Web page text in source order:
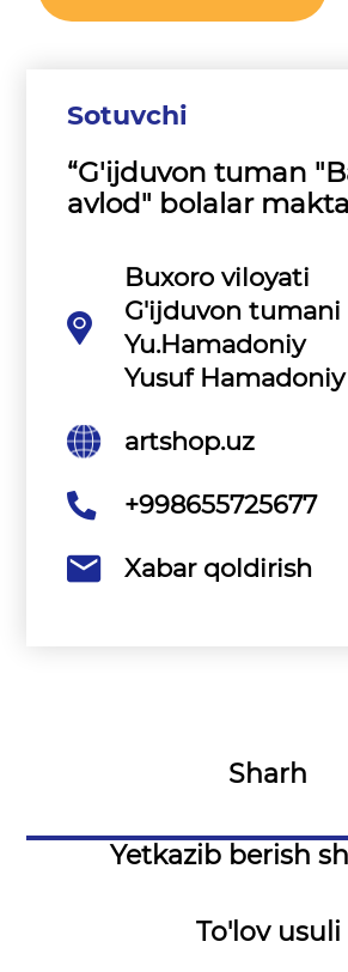
Sotuvchi
“G'ijduvon tuman
avlod" bolalar
Buxoro viloyati
G'ijduvon tumani
Yu.Hamadoniy
Yusuf
artshop.uz
+998655725677
Xabar qoldirish
Sharh
Yetkazib berish
To'lov usuli